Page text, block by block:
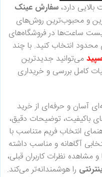
دارد، سفارش عینک
و محبوب‌ترین روش‌های
ساعت‌ها در فروشگاه‌های
انتخاب کنید. با چند
می‌توانید جدیدترین
کامل بررسی و خریداری
آسان و حرفه‌ای از خرید
باکیفیت، توضیحات دقیق،
انتخاب فریم متناسب با
آگاهانه و مناسب داشته
نظرات کاربران قبلی،
را هوشمندانه‌تر می‌کند.